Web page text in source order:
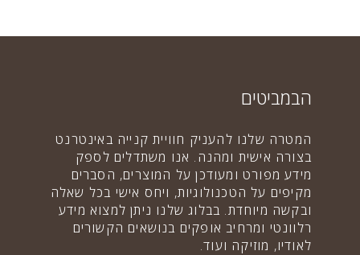
הבמביטים
המטרה שלנו להעניק חוויית קנייה באינטרנט
בצורה אישית ומהנה. אנו משתדלים לספק
מידע מפורט ומעודכן על המוצרים, הסברים
מקיפים על הטכנולוגיות, ויחס אישי בכל שאלה
ובקשה מיוחדת. בבלוג שלנו ניתן למצוא מידע
רלוונטי ומרחיב אופקים בנושאים הקשורים
לאודיו, מוזיקה ועוד.